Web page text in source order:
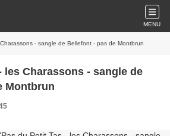
MENU
- sangle de Bellefont - pas de Montbrun
les Charassons - sangle de
Montbrun